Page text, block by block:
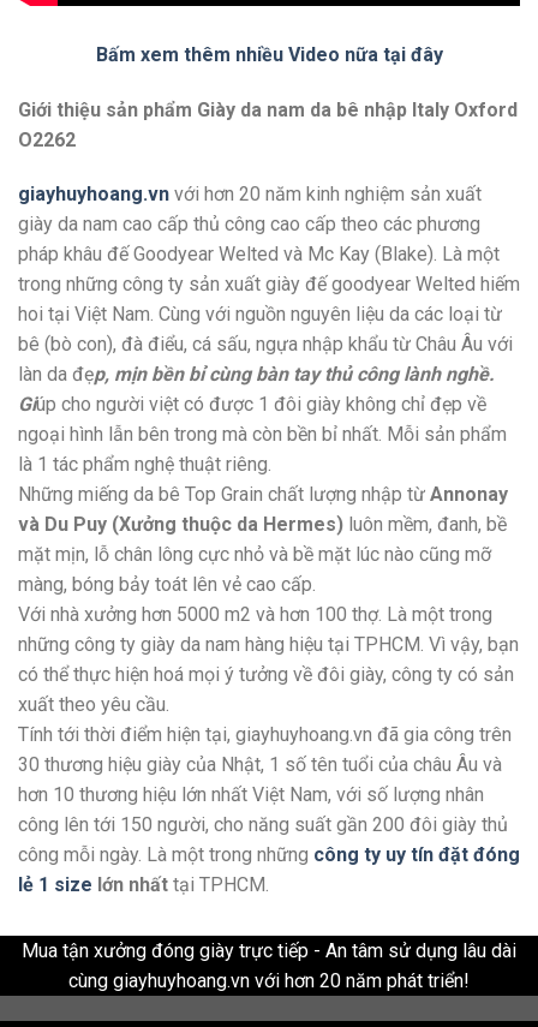
Bấm xem thêm nhiều Video nữa tại đây
Giới thiệu sản phẩm Giày da nam da bê nhập Italy Oxford
O2262
giayhuyhoang.vn với hơn 20 năm kinh nghiệm sản xuất
giày da nam cao cấp thủ công cao cấp theo các phương
pháp khâu đế Goodyear Welted và Mc Kay (Blake). Là một
trong những công ty sản xuất giày đế goodyear Welted hiếm
hoi tại Việt Nam. Cùng với nguồn nguyên liệu da các loại từ
bê (bò con), đà điểu, cá sấu, ngựa nhập khẩu từ Châu Âu với
làn da đẹp, mịn bền bỉ cùng bàn tay thủ công lành nghề.
Giúp cho người việt có được 1 đôi giày không chỉ đẹp về
ngoại hình lẫn bên trong mà còn bền bỉ nhất. Mỗi sản phẩm
là 1 tác phẩm nghệ thuật riêng.
Những miếng da bê Top Grain chất lượng nhập từ Annonay
và Du Puy (Xưởng thuộc da Hermes) luôn mềm, đanh, bề
mặt mịn, lỗ chân lông cực nhỏ và bề mặt lúc nào cũng mỡ
màng, bóng bảy toát lên vẻ cao cấp.
Với nhà xưởng hơn 5000 m2 và hơn 100 thợ. Là một trong
những công ty giày da nam hàng hiệu tại TPHCM. Vì vậy, bạn
có thể thực hiện hoá mọi ý tưởng về đôi giày, công ty có sản
xuất theo yêu cầu.
Tính tới thời điểm hiện tại, giayhuyhoang.vn đã gia công trên
30 thương hiệu giày của Nhật, 1 số tên tuổi của châu Âu và
hơn 10 thương hiệu lớn nhất Việt Nam, với số lượng nhân
công lên tới 150 người, cho năng suất gần 200 đôi giày thủ
công mỗi ngày. Là một trong những công ty uy tín đặt đóng
lẻ 1 size lớn nhất tại TPHCM.
Mua tận xưởng đóng giày trực tiếp - An tâm sử dụng lâu dài
cùng giayhuyhoang.vn với hơn 20 năm phát triển!